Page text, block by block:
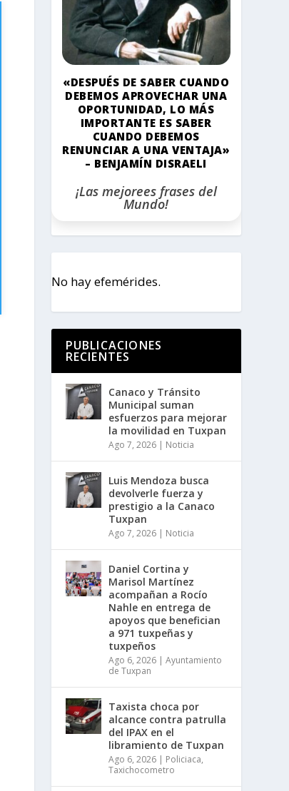
«DESPUÉS DE SABER CUANDO
DEBEMOS APROVECHAR UNA
OPORTUNIDAD, LO MÁS
IMPORTANTE ES SABER
CUANDO DEBEMOS
RENUNCIAR A UNA VENTAJA»
– BENJAMÍN DISRAELI
¡Las mejorees frases del
Mundo!
No hay efemérides.
PUBLICACIONES
RECIENTES
Canaco y Tránsito
Municipal suman
esfuerzos para mejorar
la movilidad en Tuxpan
Ago 7, 2026| Noticia
Luis Mendoza busca
devolverle fuerza y
prestigio a la Canaco
Tuxpan
Ago 7, 2026| Noticia
Daniel Cortina y
Marisol Martínez
acompañan a Rocío
Nahle en entrega de
apoyos que benefician
a 971 tuxpeñas y
tuxpeños
Ago 6, 2026| Ayuntamiento
de Tuxpan
Taxista choca por
alcance contra patrulla
del IPAX en el
libramiento de Tuxpan
Ago 6, 2026| Policiaca,
Taxichocometro